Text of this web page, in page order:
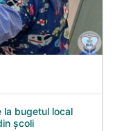
la bugetul local
școli